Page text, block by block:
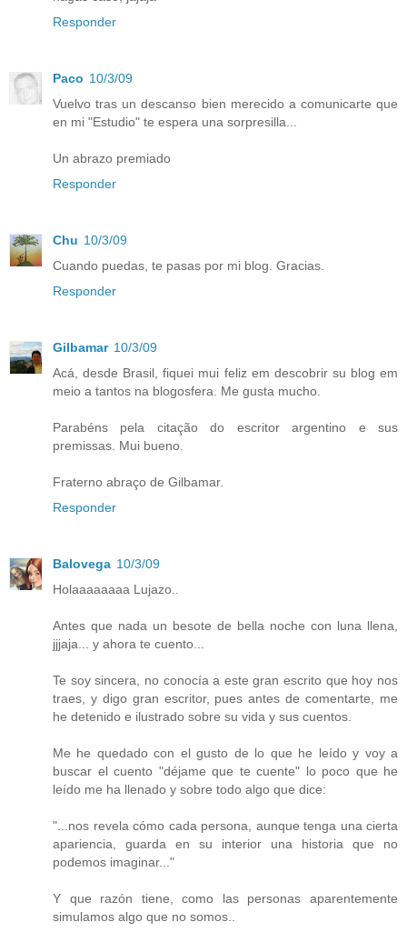
Responder
Paco 10/3/09
Vuelvo tras un descanso bien merecido a comunicarte que
en mi "Estudio" te espera una sorpresilla...
Un abrazo premiado
Responder
Chu 10/3/09
Cuando puedas, te pasas por mi blog. Gracias.
Responder
Gilbamar 10/3/09
Acá, desde Brasil, fiquei mui feliz em descobrir su blog em
meio a tantos na blogosfera. Me gusta mucho.
Parabéns pela citação do escritor argentino e sus
premissas. Mui bueno.
Fraterno abraço de Gilbamar.
Responder
Balovega 10/3/09
Holaaaaaaaa Lujazo..
Antes que nada un besote de bella noche con luna llena,
jjjaja... y ahora te cuento...
Te soy sincera, no conocía a este gran escrito que hoy nos
traes, y digo gran escritor, pues antes de comentarte, me
he detenido e ilustrado sobre su vida y sus cuentos.
Me he quedado con el gusto de lo que he leído y voy a
buscar el cuento "déjame que te cuente" lo poco que he
leído me ha llenado y sobre todo algo que dice:
"...nos revela cómo cada persona, aunque tenga una cierta
apariencia, guarda en su interior una historia que no
podemos imaginar..."
Y que razón tiene, como las personas aparentemente
simulamos algo que no somos..